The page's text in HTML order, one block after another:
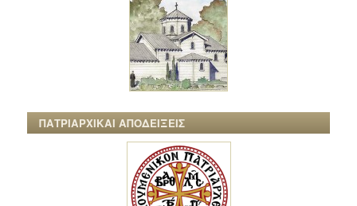
ΠΑΤΡΙΑΡΧΙΚΑΙ ΑΠΟΔΕΙΞΕΙΣ